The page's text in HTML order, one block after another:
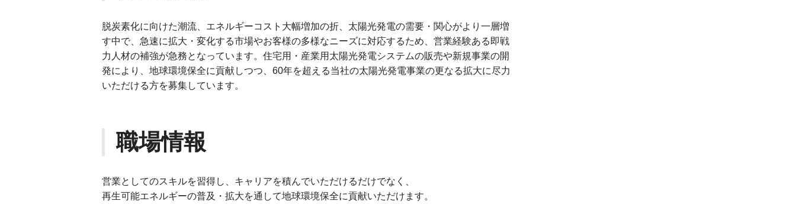
脱炭素化に向けた潮流、エネルギーコスト大幅増加の折、太陽光発電の需要・関心がより一層増
す中で、急速に拡大・変化する市場やお客様の多様なニーズに対応するため、営業経験ある即戦
力人材の補強が急務となっています。住宅用・産業用太陽光発電システムの販売や新規事業の開
発により、地球環境保全に貢献しつつ、60年を超える当社の太陽光発電事業の更なる拡大に尽力
いただける方を募集しています。
職場情報
営業としてのスキルを習得し、キャリアを積んでいただけるだけでなく、
再生可能エネルギーの普及・拡大を通して地球環境保全に貢献いただけます。